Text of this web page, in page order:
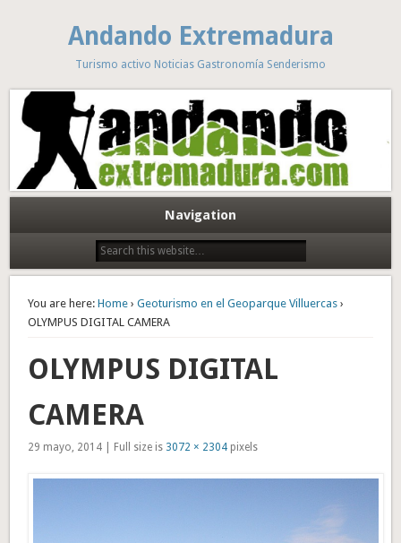
Andando Extremadura
Turismo activo Noticias Gastronomía Senderismo
Navigation
You are here: Home ›Geoturismo en el Geoparque Villuercas ›
OLYMPUS DIGITAL CAMERA
OLYMPUS DIGITAL
CAMERA
29 mayo, 2014 | Full size is 3072 × 2304 pixels